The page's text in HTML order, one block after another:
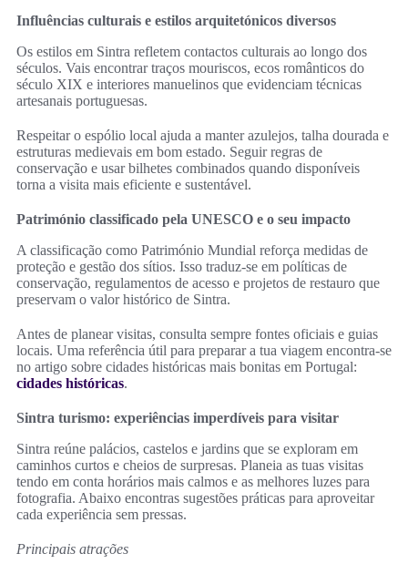
Influências culturais e estilos arquitetónicos diversos
Os estilos em Sintra refletem contactos culturais ao longo dos
séculos. Vais encontrar traços mouriscos, ecos românticos do
século XIX e interiores manuelinos que evidenciam técnicas
artesanais portuguesas.
Respeitar o espólio local ajuda a manter azulejos, talha dourada e
estruturas medievais em bom estado. Seguir regras de
conservação e usar bilhetes combinados quando disponíveis
torna a visita mais eficiente e sustentável.
Património classificado pela UNESCO e o seu impacto
A classificação como Património Mundial reforça medidas de
proteção e gestão dos sítios. Isso traduz-se em políticas de
conservação, regulamentos de acesso e projetos de restauro que
preservam o valor histórico de Sintra.
Antes de planear visitas, consulta sempre fontes oficiais e guias
locais. Uma referência útil para preparar a tua viagem encontra-se
no artigo sobre cidades históricas mais bonitas em Portugal:
cidades históricas.
Sintra turismo: experiências imperdíveis para visitar
Sintra reúne palácios, castelos e jardins que se exploram em
caminhos curtos e cheios de surpresas. Planeia as tuas visitas
tendo em conta horários mais calmos e as melhores luzes para
fotografia. Abaixo encontras sugestões práticas para aproveitar
cada experiência sem pressas.
Principais atrações